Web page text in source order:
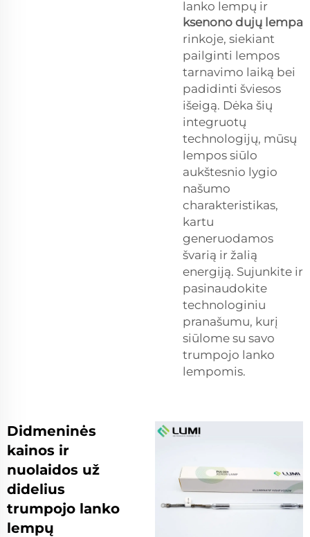
lanko lempų ir
ksenono dujų lempa
rinkoje, siekiant
pailginti lempos
tarnavimo laiką bei
padidinti šviesos
išeigą. Dėka šių
integruotų
technologijų, mūsų
lempos siūlo
aukštesnio lygio
našumo
charakteristikas,
kartu
generuodamos
švarią ir žalią
energiją. Sujunkite ir
pasinaudokite
technologiniu
pranašumu, kurį
siūlome su savo
trumpojo lanko
lempomis.
Didmeninės
kainos ir
nuolaidos už
didelius
trumpojo lanko
lempų